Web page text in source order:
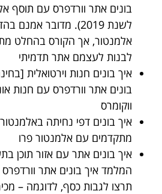
בונים אתר וורדפרס עם תוסף
לשנת 2019). מדובר
אלמנטור, אך הקורס בהחלט
לבנות לעצמם אתר תדמיתי
איך בונים חנות וירטואלית
בונים אתר וורדפרס עם חנות
ווקומרס
איך בונים דפי נחיתה באלמנטור
מתקדמים עם אלמנטור פרו
איך בונים אתר עם אזור תוכן
המלמד איך בונים אתר וורדפרס
תרצו לגבות כסף, לדוגמה –